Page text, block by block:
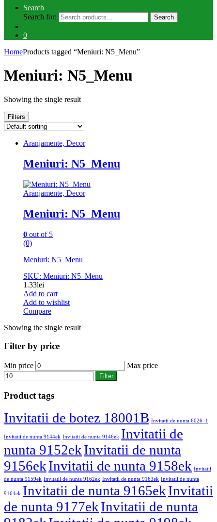
Search
Search for:
Search
0
HomeProducts tagged “Meniuri: N5_Menu”
Meniuri: N5_Menu
Showing the single result
Filters
Aranjamente, Decor
Meniuri: N5_Menu
Aranjamente, Decor
Meniuri: N5_Menu
0 out of 5
(0)
Meniuri: N5_Menu
SKU: Meniuri: N5_Menu
1.33lei
Add to cart
Add to wishlist
Compare
Showing the single result
Filter by price
Min price Max price
Filter
Product tags
Invitatii de botez 18001B Invitatii de nunta 6026_1
Invitatii de nunta 9144ek Invitatii de nunta 9146ek Invitatii de
nunta 9152ekInvitatii de nunta
9156ekInvitatii de nunta 9158ek Invitatii
de nunta 9159ek Invitatii de nunta 9162ek Invitatii de nunta 9163ek Invitatii de nunta
9164ek Invitatii de nunta 9165ekInvitatii
de nunta 9177ekInvitatii de nunta